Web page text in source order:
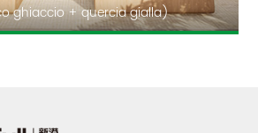
ghiaccio + quercia gialla)